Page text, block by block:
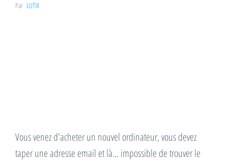
Par LUTIX
Vous venez d'acheter un nouvel ordinateur, vous devez
taper une adresse email et là... impossible de trouver le